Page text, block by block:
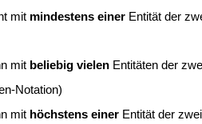
mit mindestens einerEntität der
mit beliebig vielenEntitäten der
Notation)
mit höchstens einerEntität der